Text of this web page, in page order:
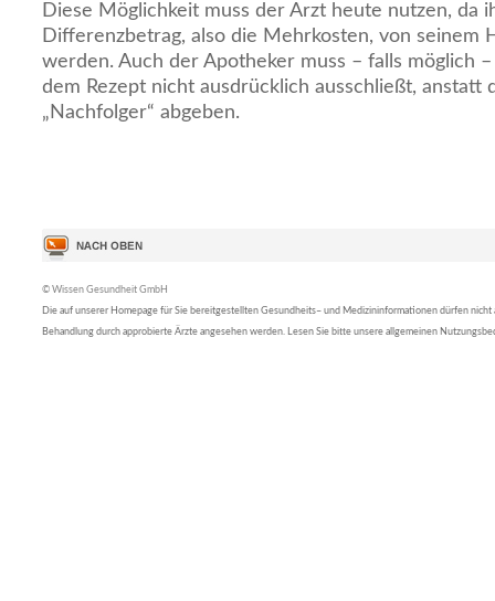
Diese Möglichkeit muss der Arzt heute nutzen, da
Differenzbetrag, also die Mehrkosten, von seinem
werden. Auch der Apotheker muss – falls möglich
dem Rezept nicht ausdrücklich ausschließt, anstatt
„Nachfolger“ abgeben.
© Wissen Gesundheit GmbH
Die auf unserer Homepage für Sie bereitgestellten Gesundheits– und Medizininformationen dürfen nicht
Behandlung durch approbierte Ärzte angesehen werden. Lesen Sie bitte unsere allgemeinen